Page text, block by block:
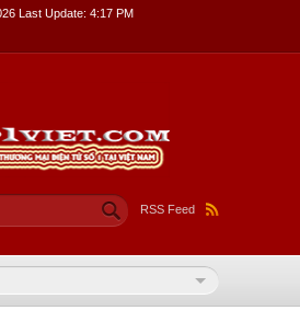
Last Update: 4:17 PM
RSS Feed
tìm kiếm